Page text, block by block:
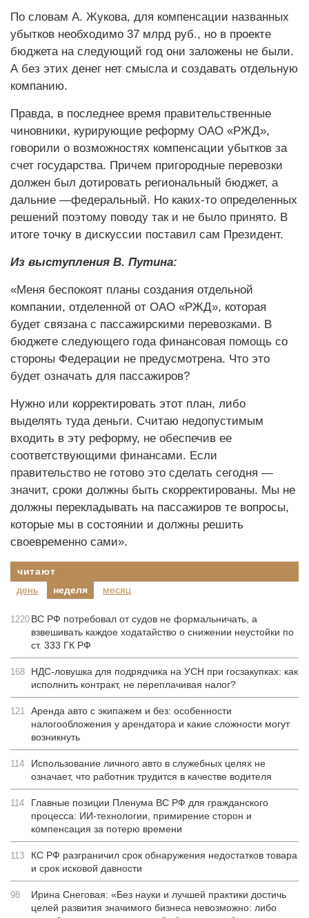
По словам А. Жукова, для компенсации названных
убытков необходимо 37 млрд руб., но в проекте
бюджета на следующий год они заложены не были.
А без этих денег нет смысла и создавать отдельную
компанию.
Правда, в последнее время правительственные
чиновники, курирующие реформу ОАО «РЖД»,
говорили о возможностях компенсации убытков за
счет государства. Причем пригородные перевозки
должен был дотировать региональный бюджет, а
дальние —федеральный. Но каких-то определенных
решений поэтому поводу так и не было принято. В
итоге точку в дискуссии поставил сам Президент.
Из выступления В. Путина:
«Меня беспокоят планы создания отдельной
компании, отделенной от ОАО «РЖД», которая
будет связана с пассажирскими перевозками. В
бюджете следующего года финансовая помощь со
стороны Федерации не предусмотрена. Что это
будет означать для пассажиров?
Нужно или корректировать этот план, либо
выделять туда деньги. Считаю недопустимым
входить в эту реформу, не обеспечив ее
соответствующими финансами. Если
правительство не готово это сделать сегодня —
значит, сроки должны быть скорректированы. Мы не
должны перекладывать на пассажиров те вопросы,
которые мы в состоянии и должны решить
своевременно сами».
читают
день
неделя месяц
1220 ВС РФ потребовал от судов не формальничать, а
взвешивать каждое ходатайство о снижении неустойки по
ст. 333 ГК РФ
168
НДС-ловушка для подрядчика на УСН при госзакупках: как
исполнить контракт, не переплачивая налог?
121 Аренда авто с экипажем и без: особенности
налогообложения у арендатора и какие сложности могут
возникнуть
114
Использование личного авто в служебных целях не
означает, что работник трудится в качестве водителя
114
Главные позиции Пленума ВС РФ для гражданского
процесса: ИИ-технологии, примирение сторон и
компенсация за потерю времени
113
КС РФ разграничил срок обнаружения недостатков товара
и срок исковой давности
98
Ирина Снеговая: «Без науки и лучшей практики достичь
целей развития значимого бизнеса невозможно: либо